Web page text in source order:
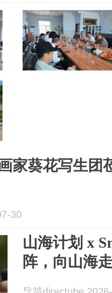
家葵花写生团
30
山海计划 x
阵，向山海